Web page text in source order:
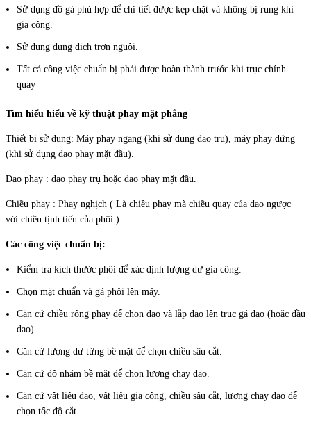
Sử dụng đồ gá phù hợp để chi tiết được kẹp chặt và không bị rung khi
gia công.
Sử dụng dung dịch trơn nguội.
Tất cả công việc chuẩn bị phải được hoàn thành trước khi trục chính
quay
Tìm hiểu hiểu về kỹ thuật phay mặt phẳng
Thiết bị sử dụng: Máy phay ngang (khi sử dụng dao trụ), máy phay đứng
(khi sử dụng dao phay mặt đầu).
Dao phay : dao phay trụ hoặc dao phay mặt đầu.
Chiều phay : Phay nghịch ( Là chiều phay mà chiều quay của dao ngược
với chiều tịnh tiến của phôi )
Các công việc chuẩn bị:
Kiểm tra kích thước phôi để xác định lượng dư gia công.
Chọn mặt chuẩn và gá phôi lên máy.
Căn cứ chiều rộng phay để chọn dao và lắp dao lên trục gá dao (hoặc đầu
dao).
Căn cứ lượng dư từng bề mặt để chọn chiều sâu cắt.
Căn cứ độ nhám bề mặt để chọn lượng chạy dao.
Căn cứ vật liệu dao, vật liệu gia công, chiều sâu cắt, lượng chạy dao để
chọn tốc độ cắt.